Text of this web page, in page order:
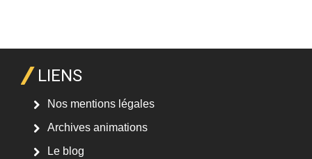
LIENS
Nos mentions légales
Archives animations
Le blog
Contact